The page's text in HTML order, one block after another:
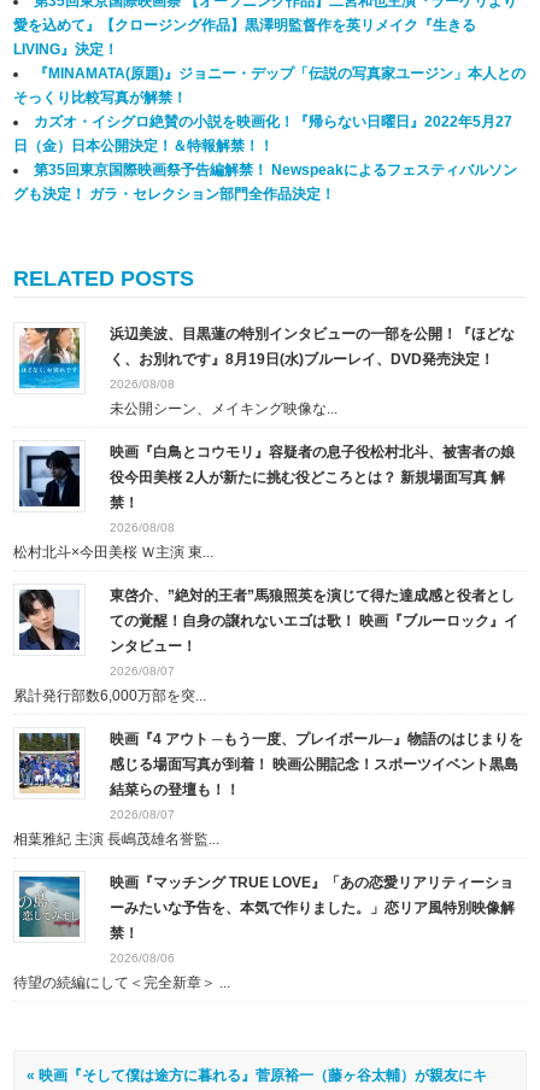
愛を込めて』【クロージング作品】黒澤明監督作を英リメイク『生きる
LIVING』決定！
『MINAMATA(原題)』ジョニー・デップ「伝説の写真家ユージン」本人との
そっくり比較写真が解禁！
カズオ・イシグロ絶賛の小説を映画化！『帰らない日曜日』2022年5月27
日（金）日本公開決定！＆特報解禁！！
第35回東京国際映画祭予告編解禁！ Newspeakによるフェスティバルソン
グも決定！ ガラ・セレクション部門全作品決定！
RELATED POSTS
浜辺美波、目黒蓮の特別インタビューの一部を公開！『ほどな
く、お別れです』8月19日(水)ブルーレイ、DVD発売決定！
2026/08/08
未公開シーン、メイキング映像な...
映画『白鳥とコウモリ』容疑者の息子役松村北斗、被害者の娘
役今田美桜 2人が新たに挑む役どころとは？ 新規場面写真 解
禁！
2026/08/08
松村北斗×今田美桜 Ｗ主演 東...
東啓介、”絶対的王者”馬狼照英を演じて得た達成感と役者とし
ての覚醒！自身の譲れないエゴは歌！ 映画『ブルーロック』イ
ンタビュー！
2026/08/07
累計発行部数6,000万部を突...
映画『4 アウト ─もう一度、プレイボール─』物語のはじまりを
感じる場面写真が到着！ 映画公開記念！スポーツイベント黒島
結菜らの登壇も！！
2026/08/07
相葉雅紀 主演 長嶋茂雄名誉監...
映画『マッチング TRUE LOVE』「あの恋愛リアリティーショ
ーみたいな予告を、本気で作りました。」恋リア風特別映像解
禁！
2026/08/06
待望の続編にして＜完全新章＞ ...
« 映画『そして僕は途方に暮れる』菅原裕一（藤ヶ谷太輔）が親友にキ